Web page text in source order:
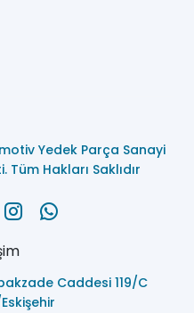
Yedek Parça Sanayi
Hakları Saklıdır
Caddesi 119/C